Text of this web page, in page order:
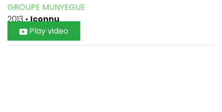
GROUPE MUNYEGUE
2013•Iconnu
Play video